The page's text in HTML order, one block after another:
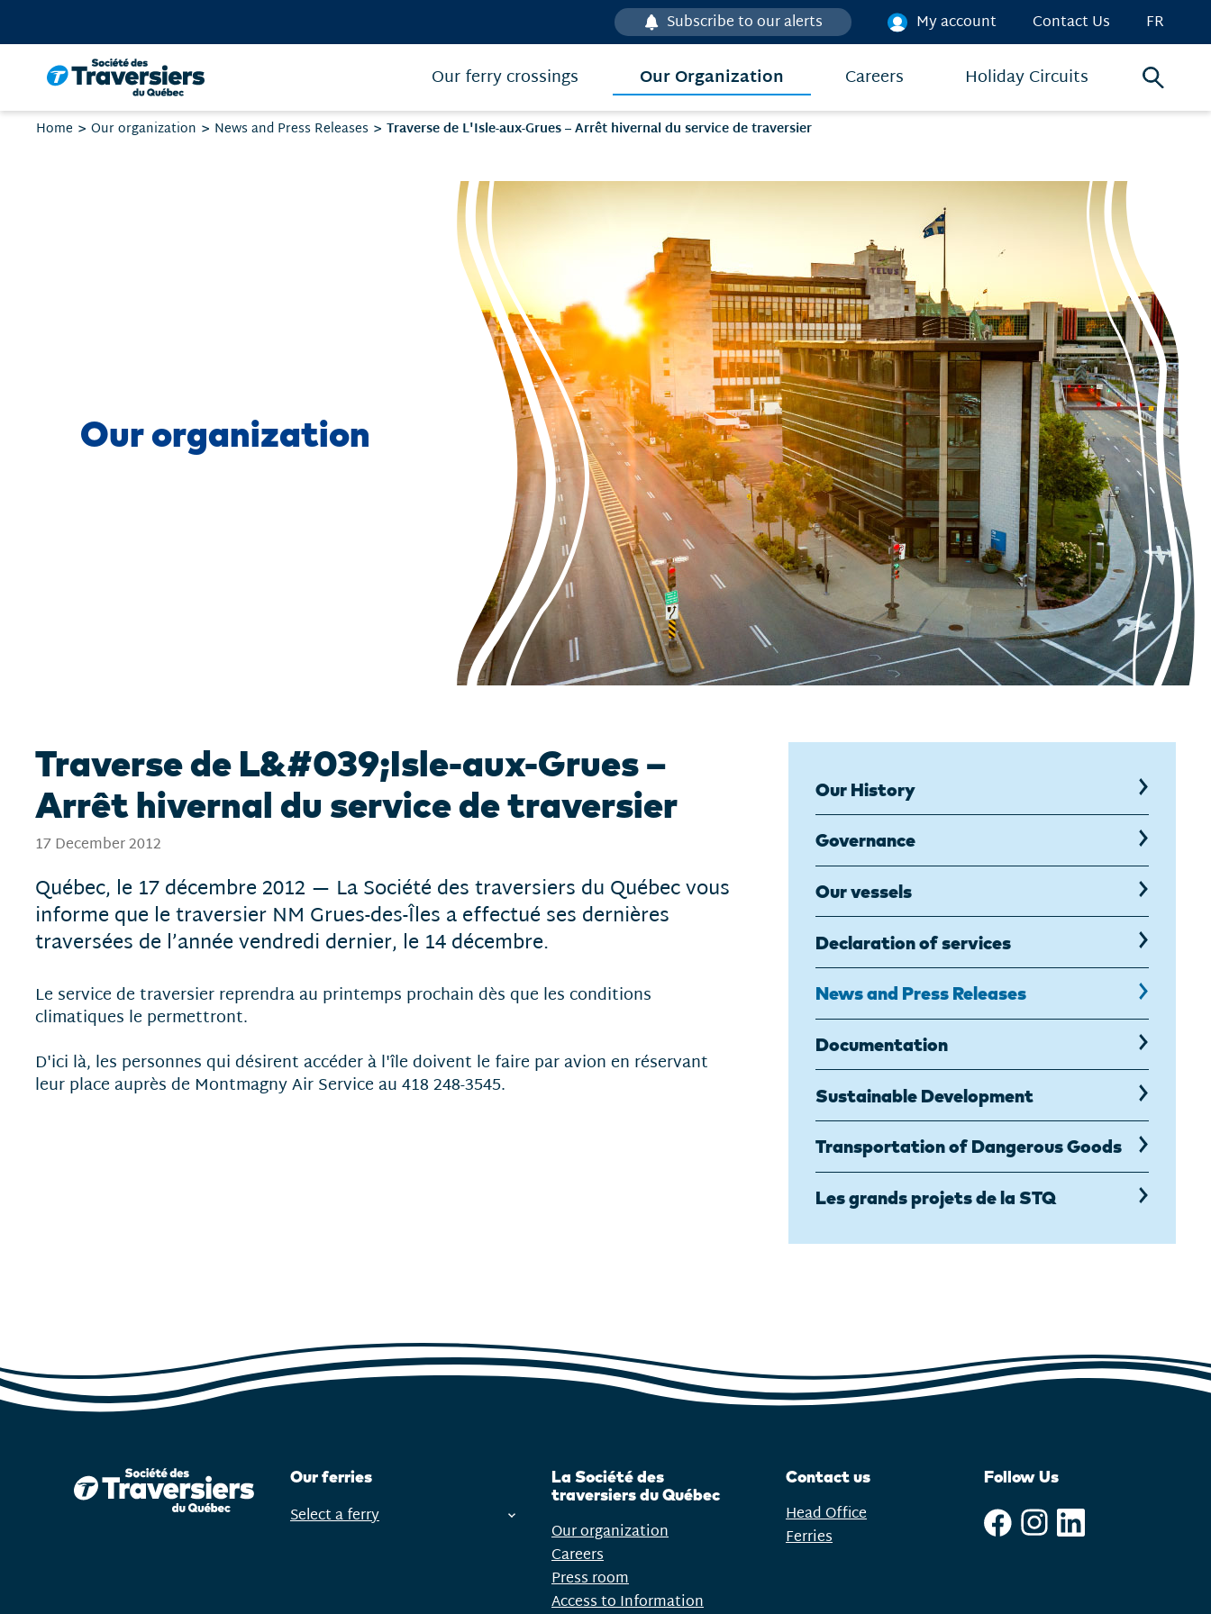
content
Subscribe to our alerts My account Contact Us FR
Our ferry crossings Our Organization Careers
Holiday Circuits
Your
Home Our organization News and Press Releases Traverse de L'Isle-aux-Grues – Arrêt hivernal du service de traversier
Our organization
Traverse de L&#039;Isle-aux-Grues –
Arrêt hivernal du service de traversier
17 December 2012
Québec, le 17 décembre 2012 — La Société des traversiers du Québec vous
informe que le traversier NM Grues-des-Îles a effectué ses dernières
traversées de l’année vendredi dernier, le 14 décembre.
Le service de traversier reprendra au printemps prochain dès que les conditions
climatiques le permettront.
D'ici là, les personnes qui désirent accéder à l'île doivent le faire par avion en réservant
leur place auprès de Montmagny Air Service au 418 248-3545.
Our History
Governance
Our vessels
Declaration of services
News and Press Releases
Documentation
Sustainable Development
Transportation of Dangerous Goods
Les grands projets de la STQ
Our ferries
Open
Select a ferry
La Société des
traversiers du Québec
Our organization
Careers
Press room
Access to Information
Contact us
Head Office
Ferries
Follow Us